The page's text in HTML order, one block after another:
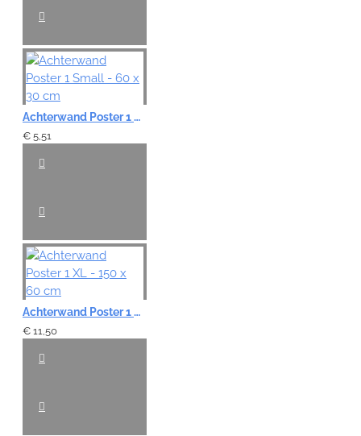
Achterwand Poster 1 Small - 60 x 30 cm
€ 5,51
Achterwand Poster 1 XL - 150 x 60 cm
€ 11,50